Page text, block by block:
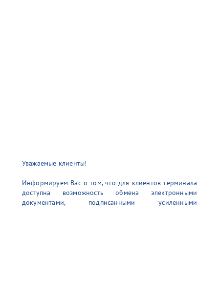
Уважаемые клиенты!
Информируем Вас о том, что для клиентов терминала
доступна возможность обмена электронными
документами, подписанными усиленными